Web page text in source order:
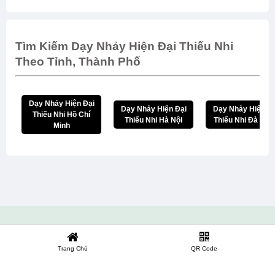
Tìm Kiếm Dạy Nhảy Hiện Đại Thiếu Nhi
Theo Tỉnh, Thành Phố
Dạy Nhảy Hiện Đại
Thiếu Nhi Hồ Chí
Minh
Dạy Nhảy Hiện Đại
Thiếu Nhi Hà Nội
Dạy Nhảy Hiện
Thiếu Nhi Đà
Trang Chủ QR Code